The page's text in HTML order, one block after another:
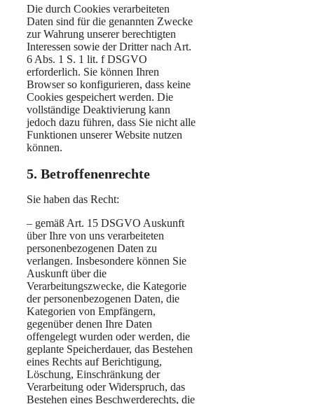
Die durch Cookies verarbeiteten
Daten sind für die genannten Zwecke
zur Wahrung unserer berechtigten
Interessen sowie der Dritter nach Art.
6 Abs. 1 S. 1 lit. f DSGVO
erforderlich. Sie können Ihren
Browser so konfigurieren, dass keine
Cookies gespeichert werden. Die
vollständige Deaktivierung kann
jedoch dazu führen, dass Sie nicht alle
Funktionen unserer Website nutzen
können.
5. Betroffenenrechte
Sie haben das Recht:
– gemäß Art. 15 DSGVO Auskunft
über Ihre von uns verarbeiteten
personenbezogenen Daten zu
verlangen. Insbesondere können Sie
Auskunft über die
Verarbeitungszwecke, die Kategorie
der personenbezogenen Daten, die
Kategorien von Empfängern,
gegenüber denen Ihre Daten
offengelegt wurden oder werden, die
geplante Speicherdauer, das Bestehen
eines Rechts auf Berichtigung,
Löschung, Einschränkung der
Verarbeitung oder Widerspruch, das
Bestehen eines Beschwerderechts, die